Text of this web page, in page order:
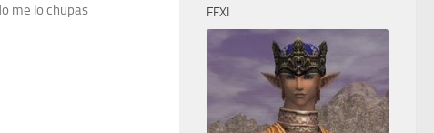
me lo chupas FFXI